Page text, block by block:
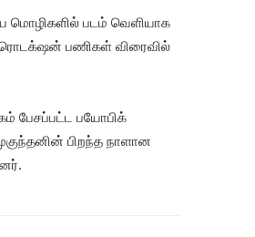
மொழிகளில் படம் வெளியாக
பணிகள் விரைவில்
பேசப்பட்ட பயோபிக்
பிறந்த நாளான